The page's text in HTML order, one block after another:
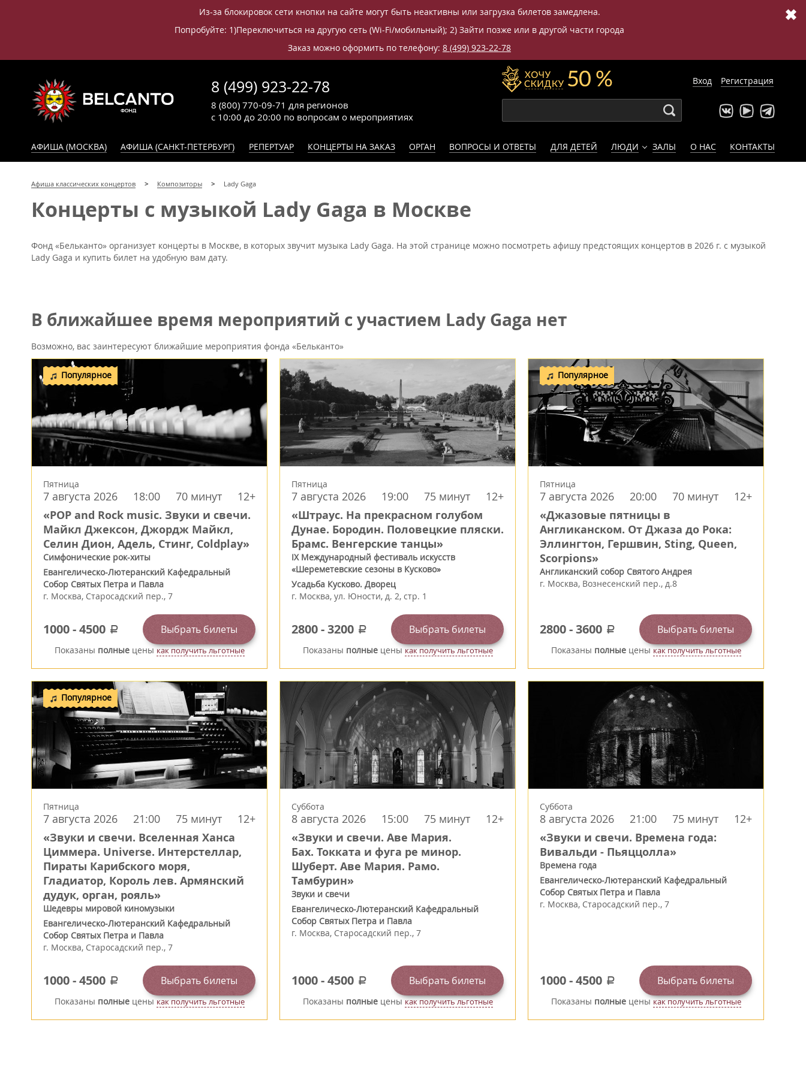
Из-за блокировок сети кнопки на сайте могут быть неактивны или загрузка билетов замедлена.
Попробуйте: 1)Переключиться на другую сеть (Wi-Fi/мобильный); 2) Зайти позже или в другой части города
Заказ можно оформить по телефону: 8 (499) 923-22-78
✖
8 (499) 923-22-78
с 10:00 до 20:00 по вопросам о мероприятиях
8 (800) 770-09-71 для регионов
Вход Регистрация
АФИША (МОСКВА) АФИША (САНКТ-ПЕТЕРБУРГ) РЕПЕРТУАР КОНЦЕРТЫ НА ЗАКАЗ ОРГАН ВОПРОСЫ И ОТВЕТЫ ДЛЯ ДЕТЕЙ ЛЮДИ ЗАЛЫ О НАС КОНТАКТЫ
Афиша классических концертов Композиторы Lady Gaga
Концерты с музыкой Lady Gaga в Москве
Фонд «Бельканто» организует концерты в Москве, в которых звучит музыка Lady Gaga. На этой странице можно посмотреть афишу предстоящих концертов в 2026 г. с музыкой
Lady Gaga и купить билет на удобную вам дату.
В ближайшее время мероприятий с участием Lady Gaga нет
Возможно, вас заинтересуют ближайшие мероприятия фонда «Бельканто»
Популярное
Пятница
7 августа 2026 18:00 70 минут 12+
«POP and Rock music. Звуки и свечи.
Майкл Джексон, Джордж Майкл,
Селин Дион, Адель, Стинг, Coldplay»
Симфонические рок-хиты
Евангелическо-Лютеранский Кафедральный
Собор Святых Петра и Павла
г. Москва, Старосадский пер., 7
1000-4500 a Выбрать билеты
Показаны полныеценыкак получить льготные
Пятница
7 августа 2026 19:00 75 минут 12+
«Штраус. На прекрасном голубом
Дунае. Бородин. Половецкие пляски.
Брамс. Венгерские танцы»
IX Международный фестиваль искусств
«Шереметевские сезоны в Кусково»
Усадьба Кусково. Дворец
г. Москва, ул. Юности, д. 2, стр. 1
2800-3200 a Выбрать билеты
Показаны полныеценыкак получить льготные
Популярное
Пятница
7 августа 2026 20:00 70 минут 12+
«Джазовые пятницы в
Англиканском. От Джаза до Рока:
Эллингтон, Гершвин, Sting, Queen,
Scorpions»
Англиканский собор Святого Андрея
г. Москва, Вознесенский пер., д.8
2800-3600 a Выбрать билеты
Показаны полныеценыкак получить льготные
Популярное
Пятница
7 августа 2026 21:00 75 минут 12+
«Звуки и свечи. Вселенная Ханса
Циммера. Universe. Интерстеллар,
Пираты Карибского моря,
Гладиатор, Король лев. Армянский
дудук, орган, рояль»
Шедевры мировой киномузыки
Евангелическо-Лютеранский Кафедральный
Собор Святых Петра и Павла
г. Москва, Старосадский пер., 7
1000-4500 a Выбрать билеты
Показаны полныеценыкак получить льготные
Суббота
8 августа 2026 15:00 75 минут 12+
«Звуки и свечи. Аве Мария.
Бах. Токката и фуга ре минор.
Шуберт. Аве Мария. Рамо.
Тамбурин»
Звуки и свечи
Евангелическо-Лютеранский Кафедральный
Собор Святых Петра и Павла
г. Москва, Старосадский пер., 7
1000-4500 a Выбрать билеты
Показаны полныеценыкак получить льготные
Суббота
8 августа 2026 21:00 75 минут 12+
«Звуки и свечи. Времена года:
Вивальди - Пьяццолла»
Времена года
Евангелическо-Лютеранский Кафедральный
Собор Святых Петра и Павла
г. Москва, Старосадский пер., 7
1000-4500 a Выбрать билеты
Показаны полныеценыкак получить льготные